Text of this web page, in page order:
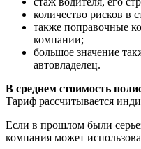
количество рисков в
также поправочные
компании;
большое значение
автовладелец.
В среднем стоимость
Тариф рассчитывается
Если в прошлом были
компания может